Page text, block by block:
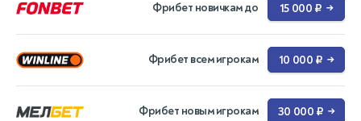
Фрибет новичкам до 15 000 ₽ →
Фрибет всем игрокам 10 000 ₽ →
Фрибет новым игрокам 30 000 ₽ →